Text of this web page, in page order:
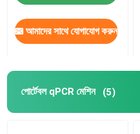
আমাদের সাথে যোগাযোগ করুন
পোর্টেবল qPCR মেশিন (5)